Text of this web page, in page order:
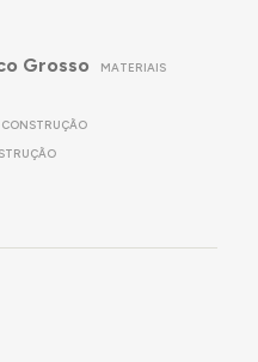
Grosso MATERIAIS